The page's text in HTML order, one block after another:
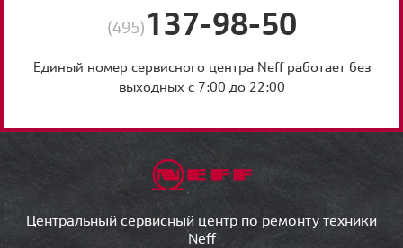
(495) 137-98-50
Единый номер сервисного центра Neff работает без
выходных с 7:00 до 22:00
Центральный сервисный центр по ремонту техники
Neff